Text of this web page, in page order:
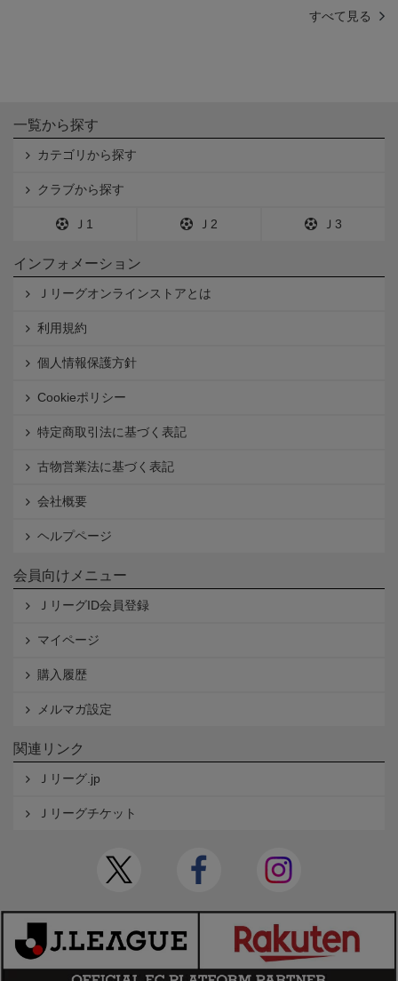
すべて見る
一覧から探す
カテゴリから探す
クラブから探す
Ｊ1 Ｊ2 Ｊ3
インフォメーション
Ｊリーグオンラインストアとは
利用規約
個人情報保護方針
Cookieポリシー
特定商取引法に基づく表記
古物営業法に基づく表記
会社概要
ヘルプページ
会員向けメニュー
ＪリーグID会員登録
マイページ
購入履歴
メルマガ設定
関連リンク
Ｊリーグ.jp
Ｊリーグチケット